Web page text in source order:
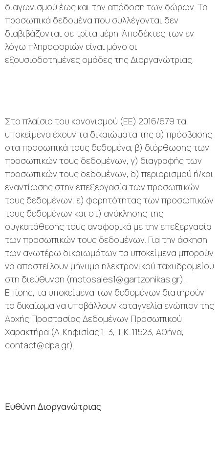
διαγωνισμού έως και την απόδοση των δώρων. Τα
προσωπικά δεδομένα που συλλέγονται δεν
διαβιβάζονται σε τρίτα μέρη. Αποδέκτες των εν
λόγω πληροφοριών είναι μόνο οι
εξουσιοδοτημένες ομάδες της Διοργανώτριας.
Στο πλαίσιο του κανονισμού (ΕΕ) 2016/679 τα
υποκείμενα έχουν τα δικαιώματα της α) πρόσβασης
στα προσωπικά τους δεδομένα, β) διόρθωσης των
προσωπικών τους δεδομένων, γ) διαγραφής των
προσωπικών τους δεδομένων, δ) περιορισμού ή/και
εναντίωσης στην επεξεργασία των προσωπικών
τους δεδομένων, ε) φορητότητας των προσωπικών
τους δεδομένων και στ) ανάκλησης της
συγκατάθεσής τους αναφορικά με την επεξεργασία
των προσωπικών τους δεδομένων. Για την άσκηση
των ανωτέρω δικαιωμάτων τα υποκείμενα μπορούν
να αποστείλουν μήνυμα ηλεκτρονικού ταχυδρομείου
στη διεύθυνση (motosales1@gartzonikas.gr).
Επίσης, τα υποκείμενα των δεδομένων διατηρούν
το δικαίωμα να υποβάλλουν καταγγελία ενώπιον της
Αρχής Προστασίας Δεδομένων Προσωπικού
Χαρακτήρα (Λ. Κηφισίας 1-3, Τ.Κ. 11523, Αθήνα,
contact@dpa.gr).
Ευθύνη Διοργανώτριας